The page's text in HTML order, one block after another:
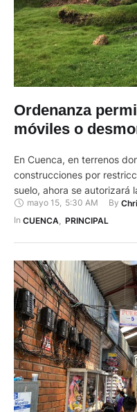
Ordenanza
móviles o
En Cuenca, en terrenos
construcciones por
suelo, ahora se autorizará
desmontables. Esto
Regula el Uso, Gestión y
mayo 15, 5:30 AM By
In CUENCA PRINCIPAL